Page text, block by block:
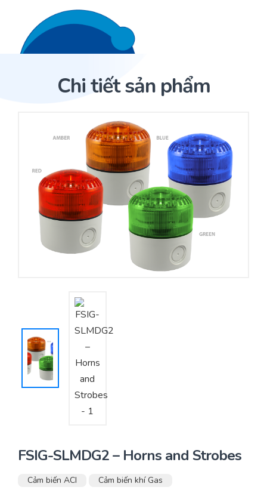
Trang Chủ
Cảm biến ACI
Nhà phân phối cảm biến
Nhà sản xuất thiết bị điều khiển
Cung cấp giải pháp quản lý cho toà nhà (BMS)
Tư vấn – Thiết kế – Cung cấp thiết bị HVAC
Tư vấn thiết kế, thi công tủ điều khiển
Thi công – Lắp đặt hệ thống HVAC
Dự án
Bài viết
Hợp tác
Chi tiết sản phẩm
Sản phẩm
FSIG-SLMDG2 – Horns and Strobes
Cảm biến ACI Cảm biến khí Gas